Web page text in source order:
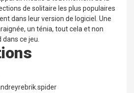
de solitaire les plus populaires
dans leur version de logiciel. Une
un ténia, tout cela et non
ce jeu.